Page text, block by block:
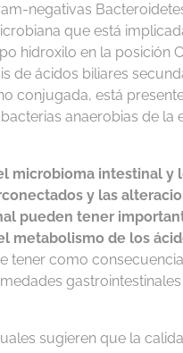
negativas
que está
hidroxilo en la posición
de ácidos biliares
conjugada, está
anaerobias de la
microbioma intestinal y
y las
pueden tener
metabolismo de los
tener como
sugieren que la